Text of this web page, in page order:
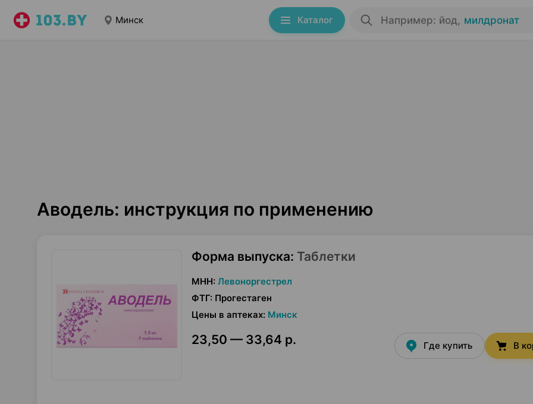
Минск Каталог Например: йод, милдронат
Аводель: инструкция по применению
Форма выпуска: Таблетки
МНН: Левоноргестрел
ФТГ: Прогестаген
Цены в аптеках: Минск
23,50 — 33,64 р. Где купить В